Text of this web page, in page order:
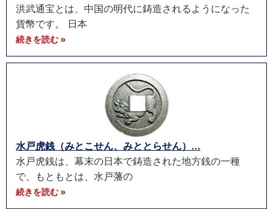
洪武通宝とは、中国の明代に鋳造されるようになった
貨幣です。 日本
続きを読む »
水戸虎銭（みとこせん、みととらせん）...
水戸虎銭は、幕末の日本で鋳造された地方銭の一種
で、もともとは、水戸藩の
続きを読む »